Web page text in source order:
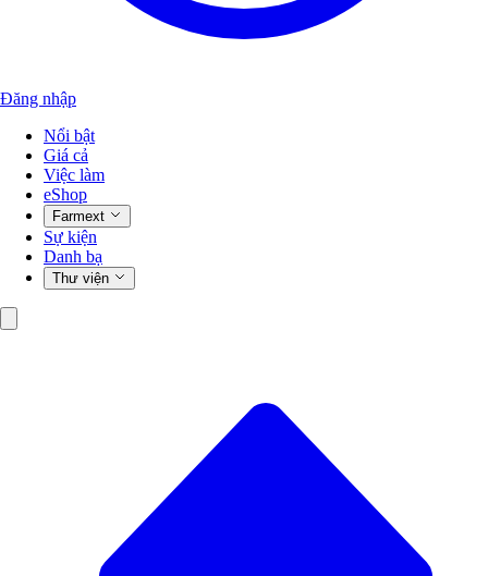
Đăng nhập
Nổi bật
Giá cả
Việc làm
eShop
Farmext
Sự kiện
Danh bạ
Thư viện